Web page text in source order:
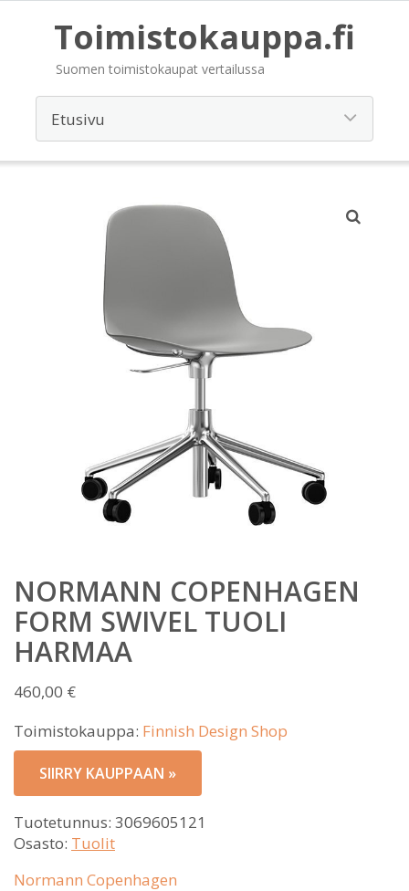
Toimistokauppa.fi
Suomen toimistokaupat vertailussa
NORMANN COPENHAGEN
FORM SWIVEL TUOLI
HARMAA
460,00 €
Toimistokauppa: Finnish Design Shop
SIIRRY KAUPPAAN »
Tuotetunnus: 3069605121
Osasto: Tuolit
Normann Copenhagen